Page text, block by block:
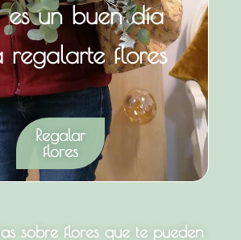
es un buen día
regalarte flores
Regalar
flores
sobre flores que te pueden